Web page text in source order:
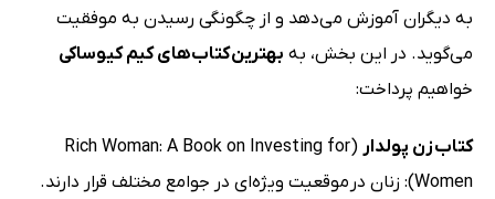
به دیگران آموزش می‌دهد و از چگونگی رسیدن به موفقیت
می‌گوید. در این بخش، به بهترین کتاب‌های کیم کیوساکی
خواهیم پرداخت:
کتاب زن پولدار
(Rich Woman: A Book on Investing for
Women): زنان در موقعیت ویژه‌ای در جوامع مختلف قرار دارند.